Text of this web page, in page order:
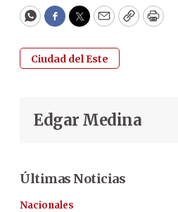
WhatsApp
Facebook
Twitter
EmailCopyPrint
Ciudad del Este
Edgar Medina
Últimas Noticias
Nacionales